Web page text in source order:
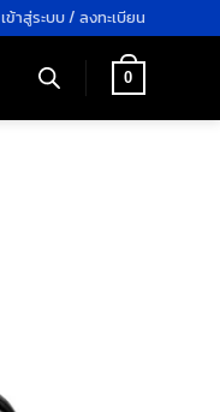
เข้าสู่ระบบ / ลงทะเบียน
0